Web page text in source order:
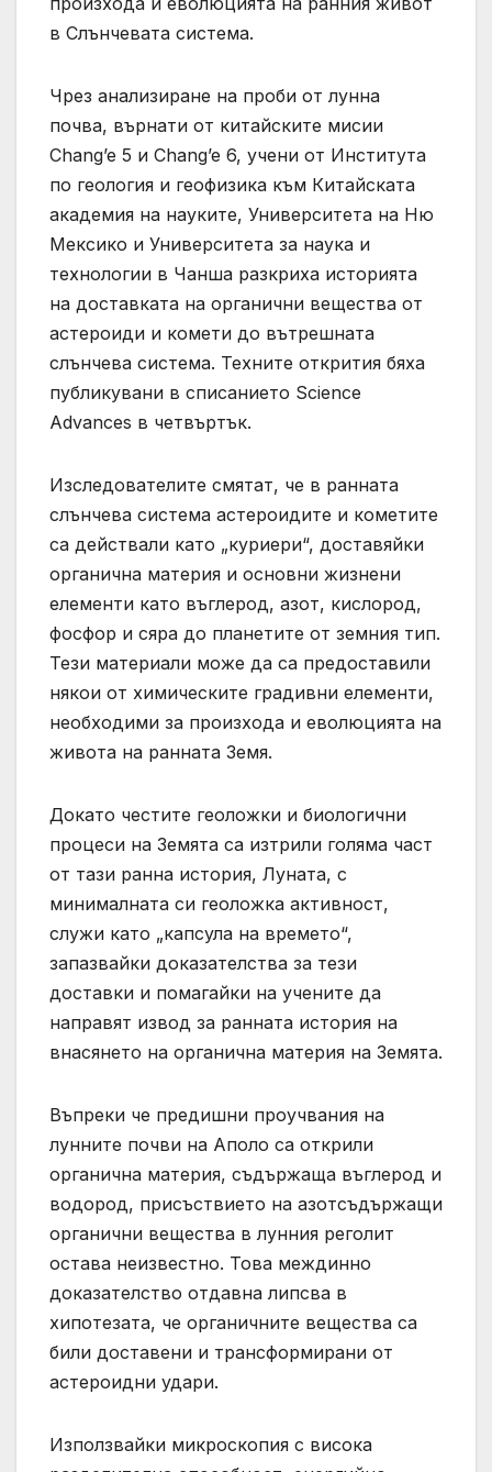
в Слънчевата система.
Чрез анализиране на проби от лунна
почва, върнати от китайските мисии
Chang’e 5 и Chang’e 6, учени от Института
по геология и геофизика към Китайската
академия на науките, Университета на Ню
Мексико и Университета за наука и
технологии в Чанша разкриха историята
на доставката на органични вещества от
астероиди и комети до вътрешната
слънчева система. Техните открития бяха
публикувани в списанието Science
Advances в четвъртък.
Изследователите смятат, че в ранната
слънчева система астероидите и кометите
са действали като „куриери“, доставяйки
органична материя и основни жизнени
елементи като въглерод, азот, кислород,
фосфор и сяра до планетите от земния тип.
Тези материали може да са предоставили
някои от химическите градивни елементи,
необходими за произхода и еволюцията на
живота на ранната Земя.
Докато честите геоложки и биологични
процеси на Земята са изтрили голяма част
от тази ранна история, Луната, с
минималната си геоложка активност,
служи като „капсула на времето“,
запазвайки доказателства за тези
доставки и помагайки на учените да
направят извод за ранната история на
внасянето на органична материя на Земята.
Въпреки че предишни проучвания на
лунните почви на Аполо са открили
органична материя, съдържаща въглерод и
водород, присъствието на азотсъдържащи
органични вещества в лунния реголит
остава неизвестно. Това междинно
доказателство отдавна липсва в
хипотезата, че органичните вещества са
били доставени и трансформирани от
астероидни удари.
Използвайки микроскопия с висока